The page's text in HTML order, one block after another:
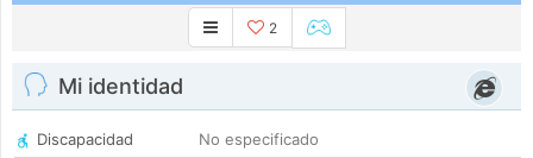
2
Mi identidad
Discapacidad
No especificado